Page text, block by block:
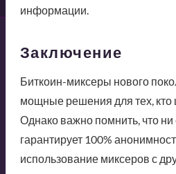
информации.
Заключение
Биткоин-миксеры нового
мощные решения для тех, кто
Однако важно помнить, что
гарантирует 100%
использование миксеров с